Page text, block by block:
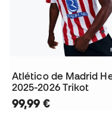
Atlético de Madrid
2025-2026 Trikot
99,99 €